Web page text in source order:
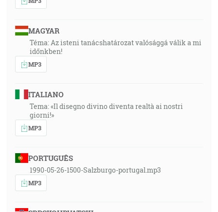
MAGYAR
Téma: Az isteni tanácshatározat valósággá válik a mi
időnkben!
MP3
ITALIANO
Tema: «Il disegno divino diventa realtà ai nostri
giorni!»
MP3
PORTUGUÊS
1990-05-26-1500-Salzburgo-portugal.mp3
MP3